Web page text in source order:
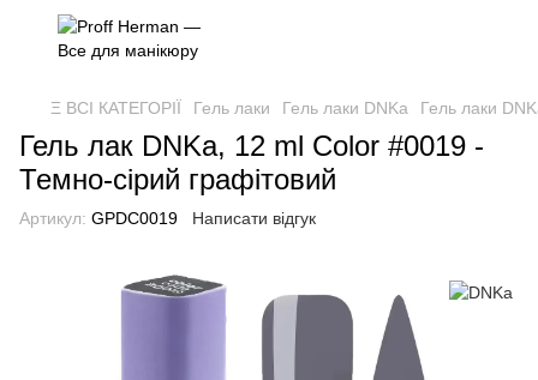
Ξ ВСІ КАТЕГОРІЇ Гель лаки Гель лаки DNKa Гель лаки
Гель лак DNKa, 12 ml Color #0019 -
Темно-сірий графітовий
Артикул: GPDC0019 Написати відгук